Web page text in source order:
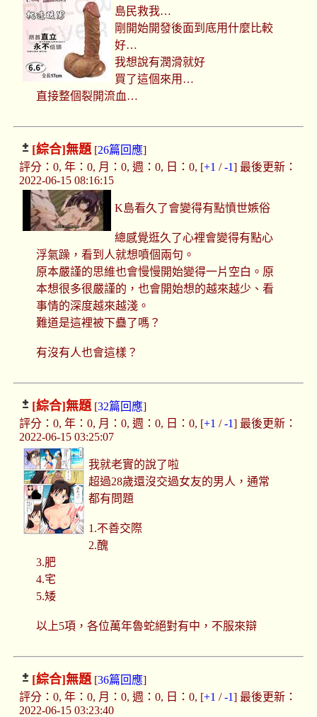
島民救我…
剛開始開發後面到底用什麼比較
好…
我想說有潤滑就好
買了這個來用…
直接整個裂開流血…
[綜合]無題[26篇回應]
評分：0, 年：0, 月：0, 週：0, 日：0, [+1 /-1] 最後更新：
2022-06-15 08:16:15
K島看久了會變得有點憤世嫉俗
總感覺逛久了心裡會變得有點心
浮氣躁，看到人就想噴個兩句。
原本嚴謹的思維也會慢慢開始變得一片空白。原
本想很多很嚴謹的，也會開始想的越來越少、看
事情的深度越來越淺。
難道是這裡被下蠱了嗎？
有沒有人也會這樣？
[綜合]無題[32篇回應]
評分：0, 年：0, 月：0, 週：0, 日：0, [+1 /-1] 最後更新：
2022-06-15 03:25:07
我就老實的說了啦
超過28歲還沒交過女友的男人，通常
都有問題
1.不善交際
2.醜
3.肥
4.宅
5.矮
以上5項，各位萬年魯蛇絕對有中，不服來辯
[綜合]無題[36篇回應]
評分：0, 年：0, 月：0, 週：0, 日：0, [+1 /-1] 最後更新：
2022-06-15 03:23:40